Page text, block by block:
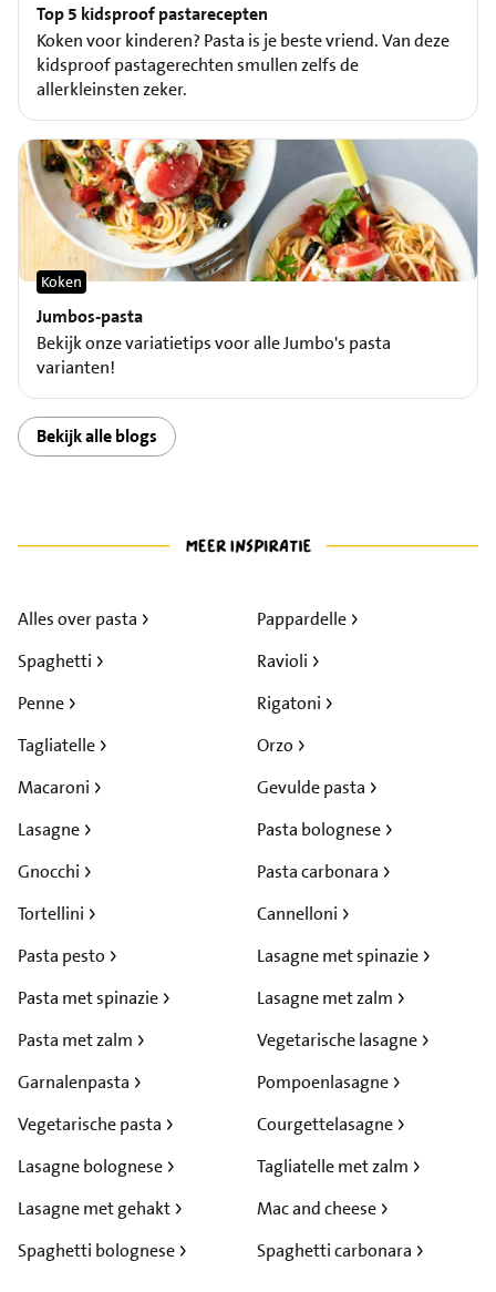
Top 5 kidsproof pastarecepten
Koken voor kinderen? Pasta is je beste vriend. Van deze
kidsproof pastagerechten smullen zelfs de
allerkleinsten zeker.
Jumbos-pasta
Koken
Bekijk onze variatietips voor alle Jumbo's pasta
varianten!
Bekijk alle blogs
Alles over pasta
Spaghetti
Penne
Tagliatelle
Macaroni
Lasagne
Gnocchi
Tortellini
Pappardelle
Ravioli
Rigatoni
Orzo
Gevulde pasta
Pasta bolognese
Pasta carbonara
Cannelloni
Pasta pesto
Pasta met spinazie
Pasta met zalm
Garnalenpasta
Vegetarische pasta
Lasagne bolognese
Lasagne met gehakt
Spaghetti bolognese
Lasagne met spinazie
Lasagne met zalm
Vegetarische lasagne
Pompoenlasagne
Courgettelasagne
Tagliatelle met zalm
Mac and cheese
Spaghetti carbonara